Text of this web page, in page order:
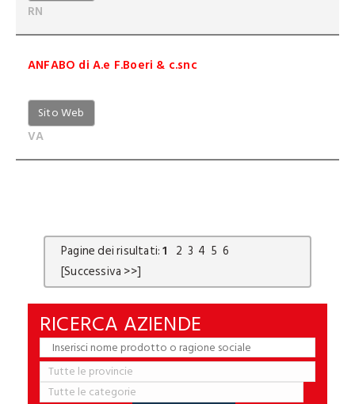
RN
ANFABO di A.e F.Boeri & c.snc
Sito Web
VA
Pagine dei risultati:1 2 3 4 5 6
[Successiva >>]
RICERCA AZIENDE